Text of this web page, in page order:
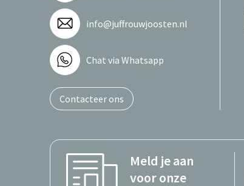
info@juffrouwjoosten.nl
Chat via Whatsapp
Contacteer ons
Meld je aan
voor onze